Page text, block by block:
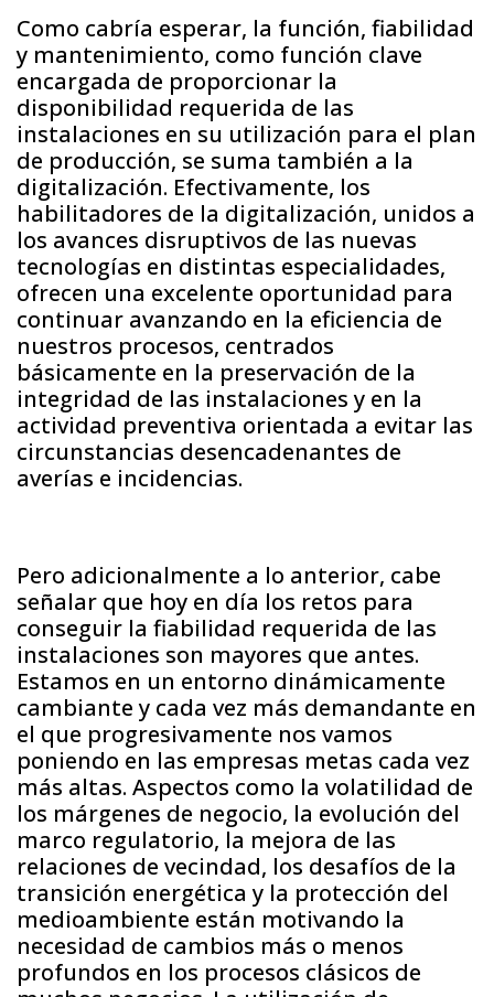
Como cabría esperar, la función, fiabilidad
y mantenimiento, como función clave
encargada de proporcionar la
disponibilidad requerida de las
instalaciones en su utilización para el plan
de producción, se suma también a la
digitalización. Efectivamente, los
habilitadores de la digitalización, unidos a
los avances disruptivos de las nuevas
tecnologías en distintas especialidades,
ofrecen una excelente oportunidad para
continuar avanzando en la eficiencia de
nuestros procesos, centrados
básicamente en la preservación de la
integridad de las instalaciones y en la
actividad preventiva orientada a evitar las
circunstancias desencadenantes de
averías e incidencias.
Pero adicionalmente a lo anterior, cabe
señalar que hoy en día los retos para
conseguir la fiabilidad requerida de las
instalaciones son mayores que antes.
Estamos en un entorno dinámicamente
cambiante y cada vez más demandante en
el que progresivamente nos vamos
poniendo en las empresas metas cada vez
más altas. Aspectos como la volatilidad de
los márgenes de negocio, la evolución del
marco regulatorio, la mejora de las
relaciones de vecindad, los desafíos de la
transición energética y la protección del
medioambiente están motivando la
necesidad de cambios más o menos
profundos en los procesos clásicos de